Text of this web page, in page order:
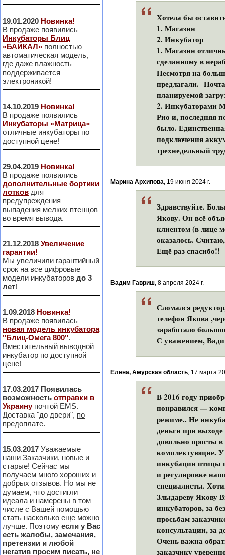
19.01.2020 Новинка!
В продаже появились
Инкубаторы Блиц
«БАЙКАЛ» полностью
автоматическая модель,
где даже влажность
поддерживается
электроникой!
14.10.2019 Новинка!
В продаже появились
Инкубаторы «Матрица»
отличные инкубаторы по
доступной цене!
29.04.2019 Новинка!
В продаже появились
дополнительные бортики
лотков для
предупреждения
выпадения мелких птенцов
во время вывода.
21.12.2018 Увеличение
гарантии!
Мы увеличили гарантийный
срок на все цифровые
модели инкубаторов до 3
лет!
1.09.2018 Новинка!
В продаже появилась
новая модель инкубатора
"Блиц-Омега 800".
Вместительный выводной
инкубатор по доступной
цене!
17.03.2017 Появилась
возможность отправки в
Украинупочтой EMS.
Доставка "до двери", по
предоплате.
15.03.2017 Уважаемые
наши Заказчики, новые и
старые! Сейчас мы
получаем много хороших и
добрых отзывов. Но мы не
думаем, что достигли
идеала и намерены в том
числе с Вашей помощью
стать насколько еще можно
лучше. Поэтому если у Вас
есть жалобы, замечания,
претензии и любой
негатив просим писать, не
Хотела бы
1. Магазин
2. Инкубатор
1. Магазин
сделанному в
Несмотря на
предлагали.
планируемой
2. Инкубаторами
Рио и, последняя
было.
подключения
трехнедельный
Марина Архипова, 19 июня 2024 г.
Здравствуйте.
Якову. Он всё
клиентом (в лице
оказалось.
Ещё раз спасибо!!
Вадим Гавриш, 8 апреля 2024 г.
Сломался
телефон Якова
заработало
С уважением,
Елена, Амурская область, 17 марта
В 2016 году
понравился —
режиме.. Не
деньги при
довольно просты
комплектующие. У
инкубации птицы
и регулировке
специалисты.
Злыдареву Якову
инкубаторов, за
просьбам
консультации, за
Очень важна
заказчику